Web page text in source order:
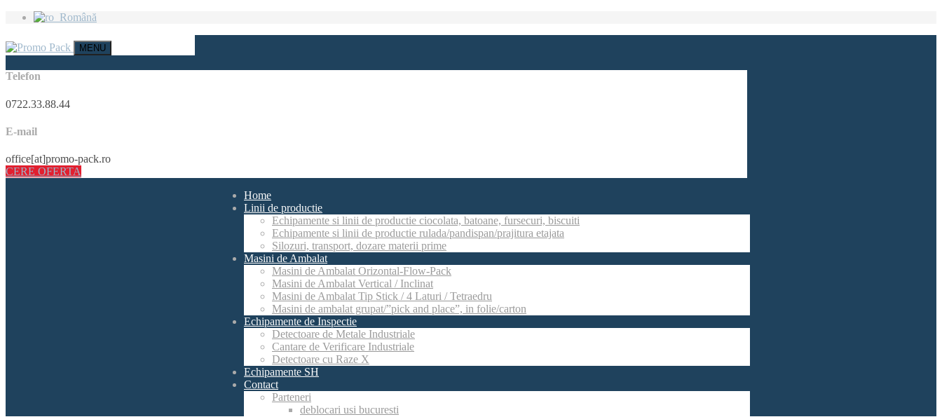
Română
MENU
Telefon
0722.33.88.44
E-mail
office[at]promo-pack.ro
CERE OFERTA
Home
Linii de productie
Echipamente si linii de productie ciocolata, batoane, fursecuri, biscuiti
Echipamente si linii de productie rulada/pandispan/prajitura etajata
Silozuri, transport, dozare materii prime
Masini de Ambalat
Masini de Ambalat Orizontal-Flow-Pack
Masini de Ambalat Vertical / Inclinat
Masini de Ambalat Tip Stick / 4 Laturi / Tetraedru
Masini de ambalat grupat/”pick and place”, in folie/carton
Echipamente de Inspectie
Detectoare de Metale Industriale
Cantare de Verificare Industriale
Detectoare cu Raze X
Echipamente SH
Contact
Parteneri
deblocari usi bucuresti